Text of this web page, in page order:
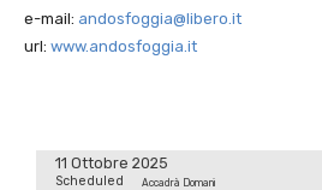
e-mail: andosfoggia@libero.it
url: www.andosfoggia.it
11 Ottobre 2025
Scheduled Accadrà Domani